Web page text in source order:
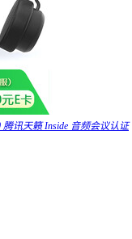
讯天籁 Inside 音频会议认证